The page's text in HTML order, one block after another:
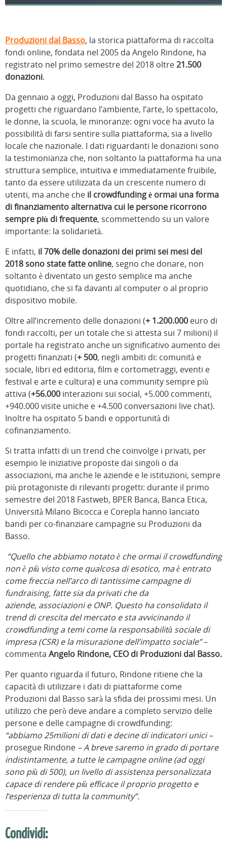
Produzioni dal Basso, la storica piattaforma di raccolta
fondi online, fondata nel 2005 da Angelo Rindone, ha
registrato nel primo semestre del 2018 oltre21.500
donazioni.
Da gennaio a oggi, Produzioni dal Basso ha ospitato
progetti che riguardano l’ambiente, l’arte, lo spettacolo,
le donne, la scuola, le minoranze: ogni voce ha avuto la
possibilità di farsi sentire sulla piattaforma, sia a livello
locale che nazionale. I dati riguardanti le donazioni sono
la testimonianza che, non soltanto la piattaforma ha una
struttura semplice, intuitiva e immediatamente fruibile,
tanto da essere utilizzata da un crescente numero di
utenti, ma anche che il crowdfunding è ormai una forma
di finanziamento alternativa cui le persone ricorrono
sempre più di frequente, scommettendo su un valore
importante: la solidarietà.
E infatti, il 70% delle donazioni dei primi sei mesi del
2018 sono state fatte online, segno che donare, non
soltanto è diventato un gesto semplice ma anche
quotidiano, che si fa davanti al computer o al proprio
dispositivo mobile.
Oltre all’incremento delle donazioni (+ 1.200.000 euro di
fondi raccolti, per un totale che si attesta sui 7 milioni) il
portale ha registrato anche un significativo aumento dei
progetti finanziati (+ 500, negli ambiti di: comunità e
sociale, libri ed editoria, film e cortometraggi, eventi e
festival e arte e cultura) e una community sempre più
attiva (+56.000 interazioni sui social, +5.000 commenti,
+940.000 visite uniche e +4.500 conversazioni live chat).
Inoltre ha ospitato 5 bandi e opportunità di
cofinanziamento.
Si tratta infatti di un trend che coinvolge i privati, per
esempio le iniziative proposte dai singoli o da
associazioni, ma anche le aziende e le istituzioni, sempre
più protagoniste di rilevanti progetti: durante il primo
semestre del 2018 Fastweb, BPER Banca, Banca Etica,
Università Milano Bicocca e Corepla hanno lanciato
bandi per co-finanziare campagne su Produzioni da
Basso.
“Quello che abbiamo notato è che ormai il crowdfunding
non è più visto come qualcosa di esotico, ma è entrato
come freccia nell’arco di tantissime campagne di
fundraising, fatte sia da privati che da
aziende, associazioni e ONP. Questo ha consolidato il
trend di crescita del mercato e sta avvicinando il
crowdfunding a temi come la responsabilità sociale di
impresa (CSR) e la misurazione dell’impatto sociale”–
commenta Angelo Rindone, CEO di Produzioni dal Basso.
Per quanto riguarda il futuro, Rindone ritiene che la
capacità di utilizzare i dati di piattaforme come
Produzioni dal Basso sarà la sfida dei prossimi mesi. Un
utilizzo che però deve andare a completo servizio delle
persone e delle campagne di crowdfunding:
“abbiamo 25milioni di dati e decine di indicatori unici –
prosegue Rindone – A breve saremo in grado di portare
indistintamente, a tutte le campagne online (ad oggi
sono più di 500), un livello di assistenza personalizzata
capace di rendere più efficace il proprio progetto e
l’esperienza di tutta la community”.
Condividi: